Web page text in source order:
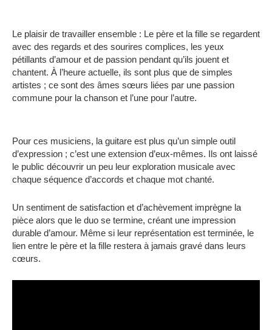
Le plaisir de travailler ensemble : Le père et la fille se regardent
avec des regards et des sourires complices, les yeux
pétillants d’amour et de passion pendant qu’ils jouent et
chantent. À l’heure actuelle, ils sont plus que de simples
artistes ; ce sont des âmes sœurs liées par une passion
commune pour la chanson et l’une pour l’autre.
Pour ces musiciens, la guitare est plus qu’un simple outil
d’expression ; c’est une extension d’eux-mêmes. Ils ont laissé
le public découvrir un peu leur exploration musicale avec
chaque séquence d’accords et chaque mot chanté.
Un sentiment de satisfaction et d’achèvement imprègne la
pièce alors que le duo se termine, créant une impression
durable d’amour. Même si leur représentation est terminée, le
lien entre le père et la fille restera à jamais gravé dans leurs
cœurs.